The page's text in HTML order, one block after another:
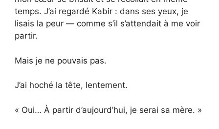
temps. J’ai regardé Kabir : dans ses yeux, je
lisais la peur — comme s’il s’attendait à me voir
partir.
Mais je ne pouvais pas.
J’ai hoché la tête, lentement.
« Oui… À partir d’aujourd’hui, je serai sa mère. »